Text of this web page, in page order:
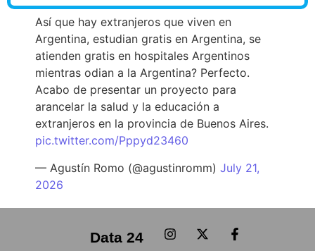
Así que hay extranjeros que viven en
Argentina, estudian gratis en Argentina, se
atienden gratis en hospitales Argentinos
mientras odian a la Argentina? Perfecto.
Acabo de presentar un proyecto para
arancelar la salud y la educación a
extranjeros en la provincia de Buenos Aires.
pic.twitter.com/Pppyd23460
— Agustín Romo (@agustinromm) July 21,
2026
Data 24